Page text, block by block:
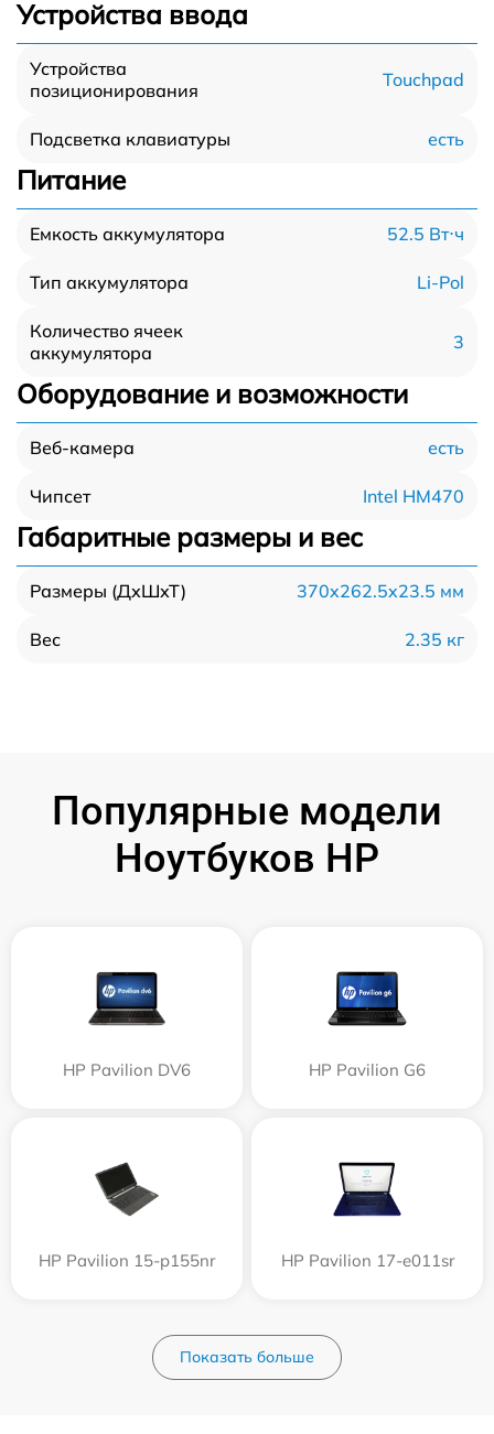
Устройства ввода
Устройства
позиционирования
Touchpad
Подсветка клавиатуры есть
Питание
Емкость аккумулятора 52.5 Вт⋅ч
Тип аккумулятора Li-Pol
Количество ячеек
аккумулятора
3
Оборудование и возможности
Веб-камера есть
Чипсет Intel HM470
Габаритные размеры и вес
Размеры (ДхШхТ) 370x262.5x23.5 мм
Вес 2.35 кг
Популярные модели
Ноутбуков HP
HP Pavilion DV6 HP Pavilion G6
HP Pavilion 15-p155nr HP Pavilion 17-e011sr
Показать больше